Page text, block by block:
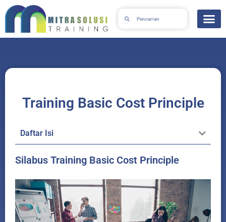
Skip
to
Training Basic Cost Principle
Daftar Isi
Silabus Training Basic Cost Principle